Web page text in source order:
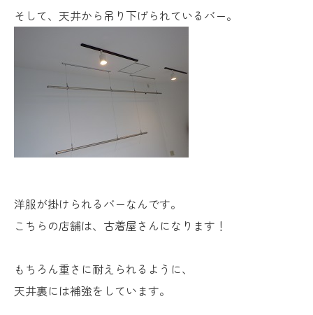
そして、天井から吊り下げられているバー。
洋服が掛けられるバーなんです。
こちらの店舗は、古着屋さんになります！
もちろん重さに耐えられるように、
天井裏には補強をしています。